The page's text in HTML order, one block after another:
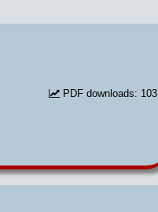
PDF downloads: 103